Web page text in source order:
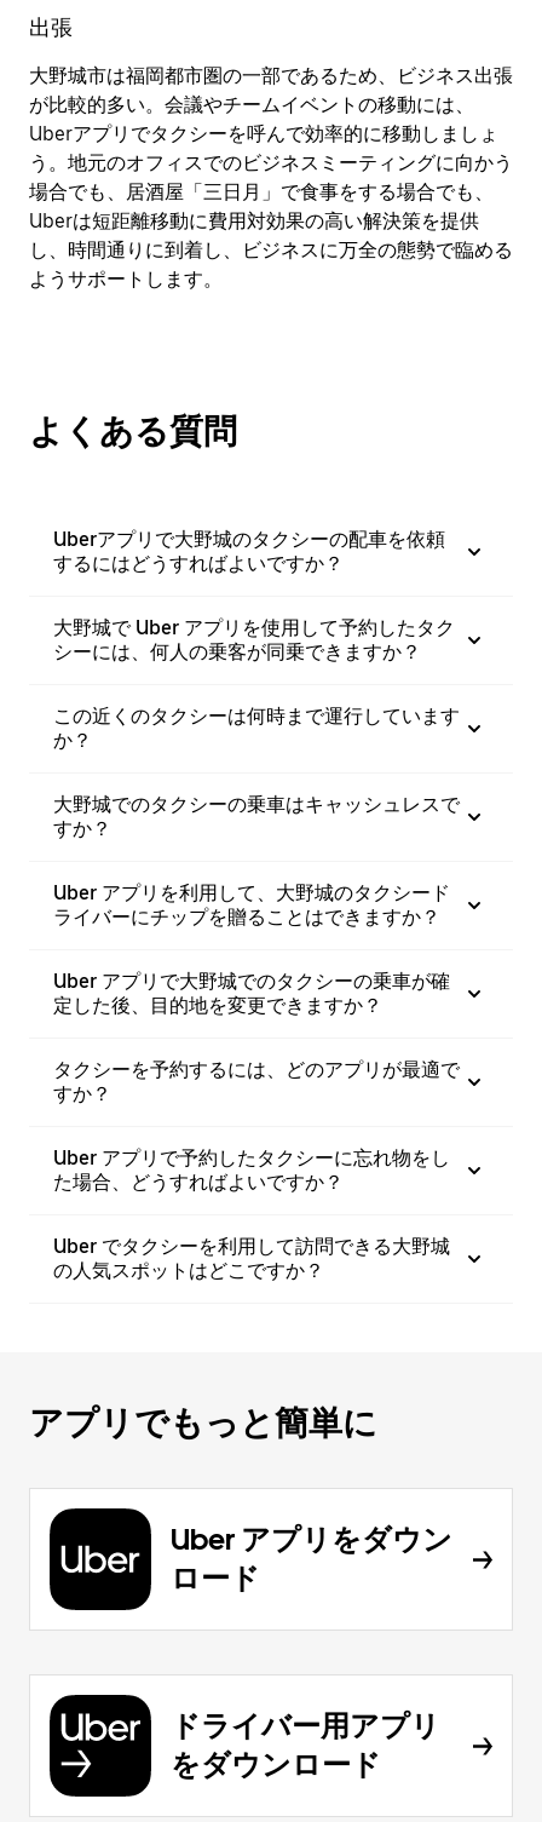
出張
大野城市は福岡都市圏の一部であるため、ビジネス出張
が比較的多い。会議やチームイベントの移動には、
Uberアプリでタクシーを呼んで効率的に移動しましょ
う。地元のオフィスでのビジネスミーティングに向かう
場合でも、居酒屋「三日月」で食事をする場合でも、
Uberは短距離移動に費用対効果の高い解決策を提供
し、時間通りに到着し、ビジネスに万全の態勢で臨める
ようサポートします。
よくある質問
Uberアプリで大野城のタクシーの配車を依頼
するにはどうすればよいですか？
大野城で Uber アプリを使用して予約したタク
シーには、何人の乗客が同乗できますか？
この近くのタクシーは何時まで運行しています
か？
大野城でのタクシーの乗車はキャッシュレスで
すか？
Uber アプリを利用して、大野城のタクシード
ライバーにチップを贈ることはできますか？
Uber アプリで大野城でのタクシーの乗車が確
定した後、目的地を変更できますか？
タクシーを予約するには、どのアプリが最適で
すか？
Uber アプリで予約したタクシーに忘れ物をし
た場合、どうすればよいですか？
Uber でタクシーを利用して訪問できる大野城
の人気スポットはどこですか？
アプリでもっと簡単に
Uber アプリをダウン
ロード
ドライバー用アプリ
をダウンロード